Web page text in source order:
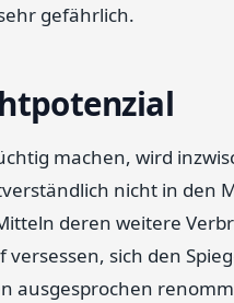
gefährlich.
machen, wird
nicht in den
deren weitere
sich den
ausgesprochen